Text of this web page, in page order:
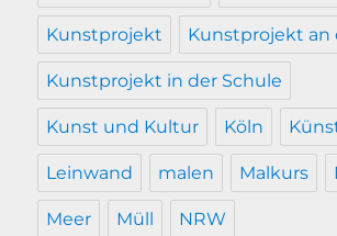
Kunstprojekt Kunstprojekt an
Kunstprojekt in der Schule
Kunst und Kultur Köln
Leinwand malen Malkurs
Meer Müll NRW